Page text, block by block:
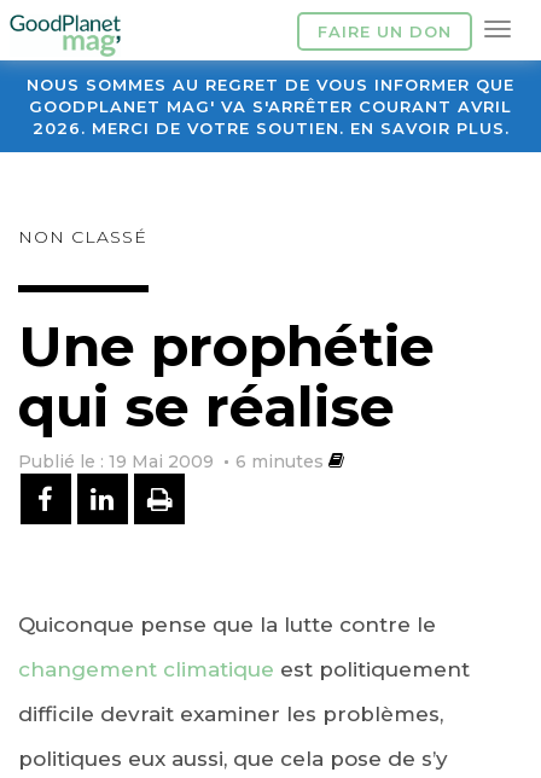
FAIRE UN DON
NOUS SOMMES AU REGRET DE VOUS INFORMER QUE
GOODPLANET MAG' VA S'ARRÊTER COURANT AVRIL
2026. MERCI DE VOTRE SOUTIEN. EN SAVOIR PLUS.
NON CLASSÉ
Une prophétie
qui se réalise
Publié le : 19 Mai 2009 6 minutes
PARTAGER SUR FACEBOOK
PARTAGER SUR LINKEDIN
IMPRIMER
Quiconque pense que la lutte contre le
changement climatique est politiquement
difficile devrait examiner les problèmes,
politiques eux aussi, que cela pose de s’y